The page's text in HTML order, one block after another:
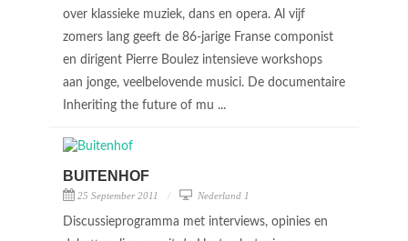
over klassieke muziek, dans en opera. Al vijf
zomers lang geeft de 86-jarige Franse componist
en dirigent Pierre Boulez intensieve workshops
aan jonge, veelbelovende musici. De documentaire
Inheriting the future of mu ...
BUITENHOF
25 September 2011 Nederland 1
Discussieprogramma met interviews, opinies en